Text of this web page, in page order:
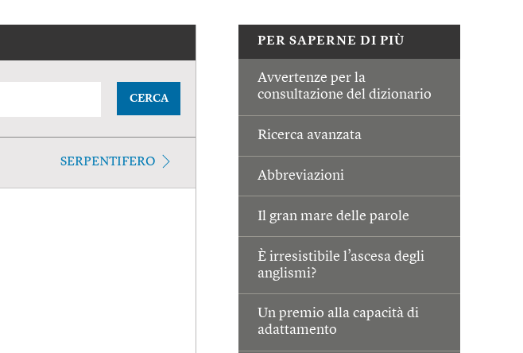
PER SAPERNE DI PIÙ
Avvertenze per la
consultazione del dizionario
Ricerca avanzata
Abbreviazioni
Il gran mare delle parole
È irresistibile l’ascesa degli
anglismi?
Un premio alla capacità di
adattamento
CERCA
SERPENTIFERO